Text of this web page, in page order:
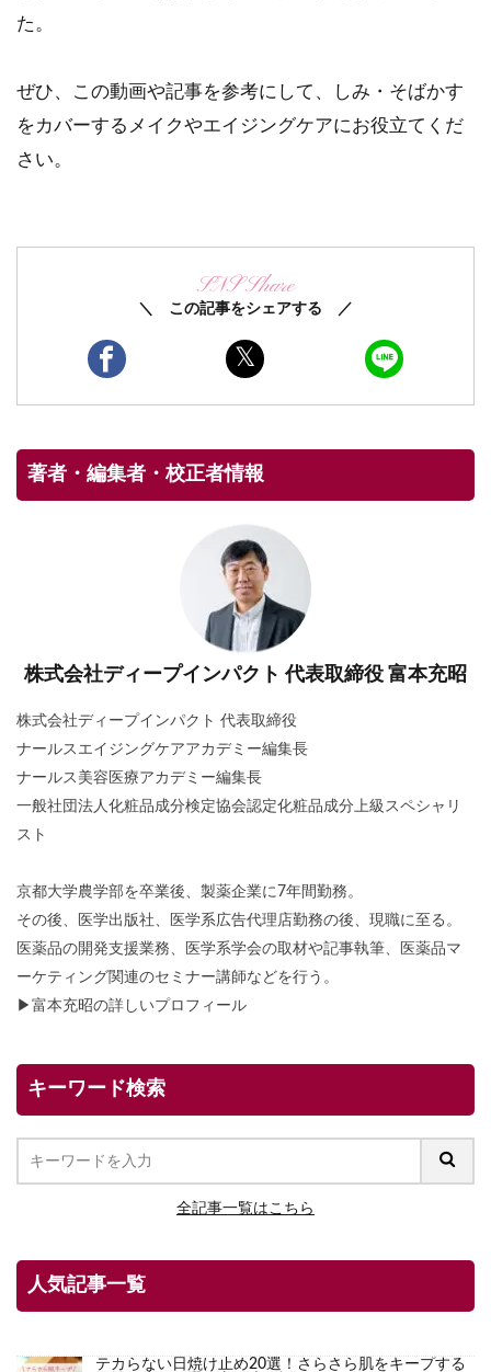
た。
ぜひ、この動画や記事を参考にして、しみ・そばかす
をカバーするメイクやエイジングケアにお役立てくだ
さい。
SNS Share
＼ この記事をシェアする ／
著者・編集者・校正者情報
株式会社ディープインパクト 代表取締役 富本充昭
株式会社ディープインパクト 代表取締役
ナールスエイジングケアアカデミー編集長
ナールス美容医療アカデミー編集長
一般社団法人化粧品成分検定協会認定化粧品成分上級スペシャリ
スト
京都大学農学部を卒業後、製薬企業に7年間勤務。
その後、医学出版社、医学系広告代理店勤務の後、現職に至る。
医薬品の開発支援業務、医学系学会の取材や記事執筆、医薬品マ
ーケティング関連のセミナー講師などを行う。
▶ 富本充昭の詳しいプロフィール
キーワード検索
全記事一覧はこちら
人気記事一覧
テカらない日焼け止め20選！さらさら肌をキープする